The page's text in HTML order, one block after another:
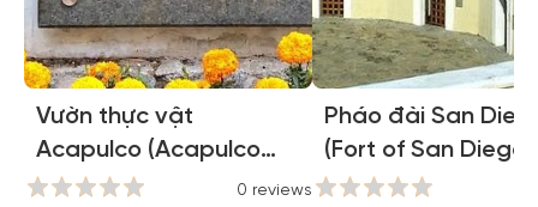
Vườn thực vật
Acapulco (Acapulco
Botanical Garden)0 reviews
Pháo đài San
(Fort of San Diego)